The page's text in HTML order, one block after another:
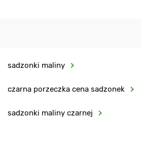
sadzonki maliny
czarna porzeczka cena sadzonek
sadzonki maliny czarnej